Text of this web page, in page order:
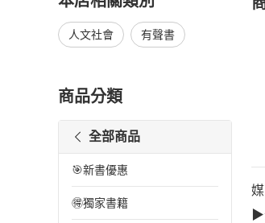
人文社會 有聲書
商品分類
全部商品
🎯新書優惠
🉐獨家書籍
▶